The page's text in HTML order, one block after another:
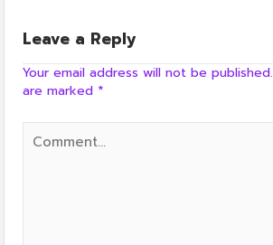
Leave a Reply
Your email address will not be published.
are marked *